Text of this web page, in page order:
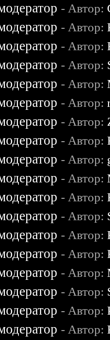
- Автор:
- Автор:
- Автор:
- Автор:
- Автор:
- Автор:
- Автор:
- Автор:
- Автор:
- Автор:
- Автор:
- Автор:
- Автор:
- Автор:
- Автор:
- Автор:
- Автор:
- Автор: